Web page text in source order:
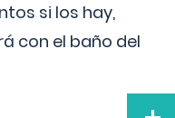
si los hay,
con el baño del